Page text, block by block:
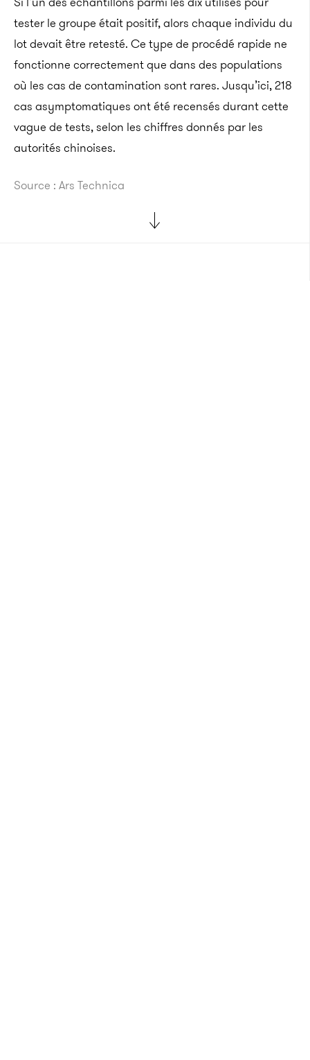
tester le groupe était positif, alors chaque individu du
lot devait être retesté. Ce type de procédé rapide ne
fonctionne correctement que dans des populations
où les cas de contamination sont rares. Jusqu’ici, 218
cas asymptomatiques ont été recensés durant cette
vague de tests, selon les chiffres donnés par les
autorités chinoises.
Source : Ars Technica